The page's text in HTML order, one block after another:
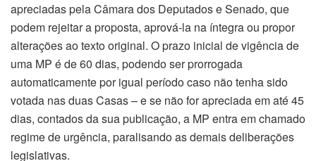
apreciadas pela Câmara dos Deputados e Senado, que
podem rejeitar a proposta, aprová-la na íntegra ou propor
alterações ao texto original. O prazo inicial de vigência de
uma MP é de 60 dias, podendo ser prorrogada
automaticamente por igual período caso não tenha sido
votada nas duas Casas – e se não for apreciada em até 45
dias, contados da sua publicação, a MP entra em chamado
regime de urgência, paralisando as demais deliberações
legislativas.